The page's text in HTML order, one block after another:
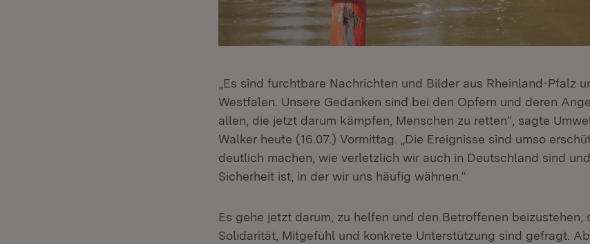
„Es sind furchtbare Nachrichten und Bilder aus Rheinland-Pfalz
Westfalen. Unsere Gedanken sind bei den Opfern und deren
allen, die jetzt darum kämpfen, Menschen zu retten“, sagte
Walker heute (16.07.) Vormittag. „Die Ereignisse sind umso
deutlich machen, wie verletzlich wir auch in Deutschland sind
Sicherheit ist, in der wir uns häufig wähnen.“
Es gehe jetzt darum, zu helfen und den Betroffenen beizustehen,
Solidarität, Mitgefühl und konkrete Unterstützung sind gefragt.